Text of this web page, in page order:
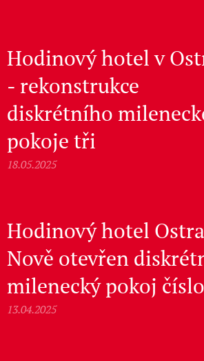
Hodinový hotel v
- rekonstrukce
diskrétního
pokoje tři
18.05.2025
Hodinový hotel
Nově otevřen
milenecký pokoj
13.04.2025